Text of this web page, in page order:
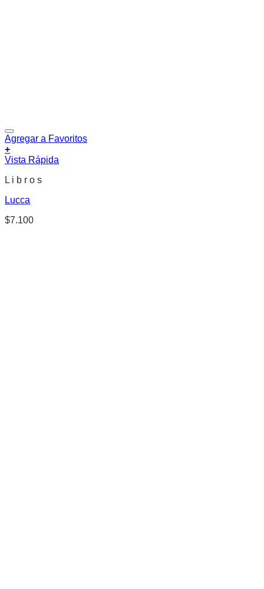
Agregar a Favoritos
+
Vista Rápida
L i b r o s
Lucca
$7.100